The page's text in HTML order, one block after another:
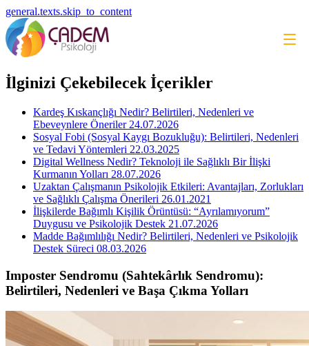
general.texts.skip_to_content
İlginizi Çekebilecek İçerikler
Kardeş Kıskançlığı Nedir? Belirtileri, Nedenleri ve
Ebeveynlere Öneriler 24.07.2026
Sosyal Fobi (Sosyal Kaygı Bozukluğu): Belirtileri, Nedenleri
ve Tedavi Yöntemleri 22.03.2025
Digital Wellness Nedir? Teknoloji ile Sağlıklı Bir İlişki
Kurmanın Yolları 28.07.2026
Uzaktan Çalışmanın Psikolojik Etkileri: Avantajları, Zorlukları
ve Sağlıklı Çalışma Önerileri 26.01.2021
İlişkilerde Bağımlı Kişilik Örüntüsü: “Ayrılamıyorum”
Duygusu ve Psikolojik Destek 21.07.2026
Madde Bağımlılığı Nedir? Belirtileri, Nedenleri ve Psikolojik
Destek Süreci 08.03.2026
Imposter Sendromu (Sahtekârlık Sendromu):
Belirtileri, Nedenleri ve Başa Çıkma Yolları